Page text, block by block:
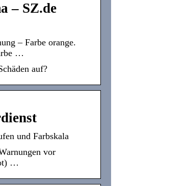
– SZ.de
– Farbe orange.
…
auf?
und Farbskala
vor
…